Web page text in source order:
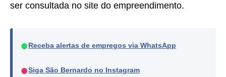
ser consultada no site do empreendimento.
● Receba alertas de empregos via WhatsApp
●Siga São Bernardo no Instagram